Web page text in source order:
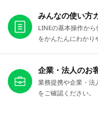
みんなの使い方
LINEの基本操作か
をかんたんにわかり
企業・法人のお
業務提携や企業・法
をご確認ください。